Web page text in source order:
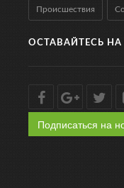
Происшествия
ОСТАВАЙТЕСЬ НА
Подписаться на